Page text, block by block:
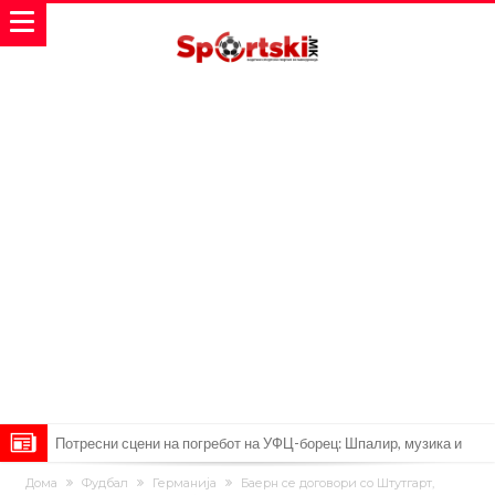
Потресни сцени на погребот на УФЦ-борец: Шпалир, музика и
аплауз кој ги расплака сите (Видео)
(ВИДЕО) Голема трагедија: Гром усмрти фудбалери, а уште 12 се
Дома Фудбал Германија
Баерн се договори со Штутгарт,